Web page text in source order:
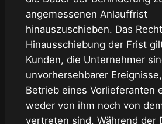
angemessenen Anlauffrist
hinauszuschieben. Das
Hinausschiebung der Frist
Kunden, die Unternehmer
unvorhersehbarer
Betrieb eines Vorlieferanten
weder von ihm noch von
vertreten sind. Während der